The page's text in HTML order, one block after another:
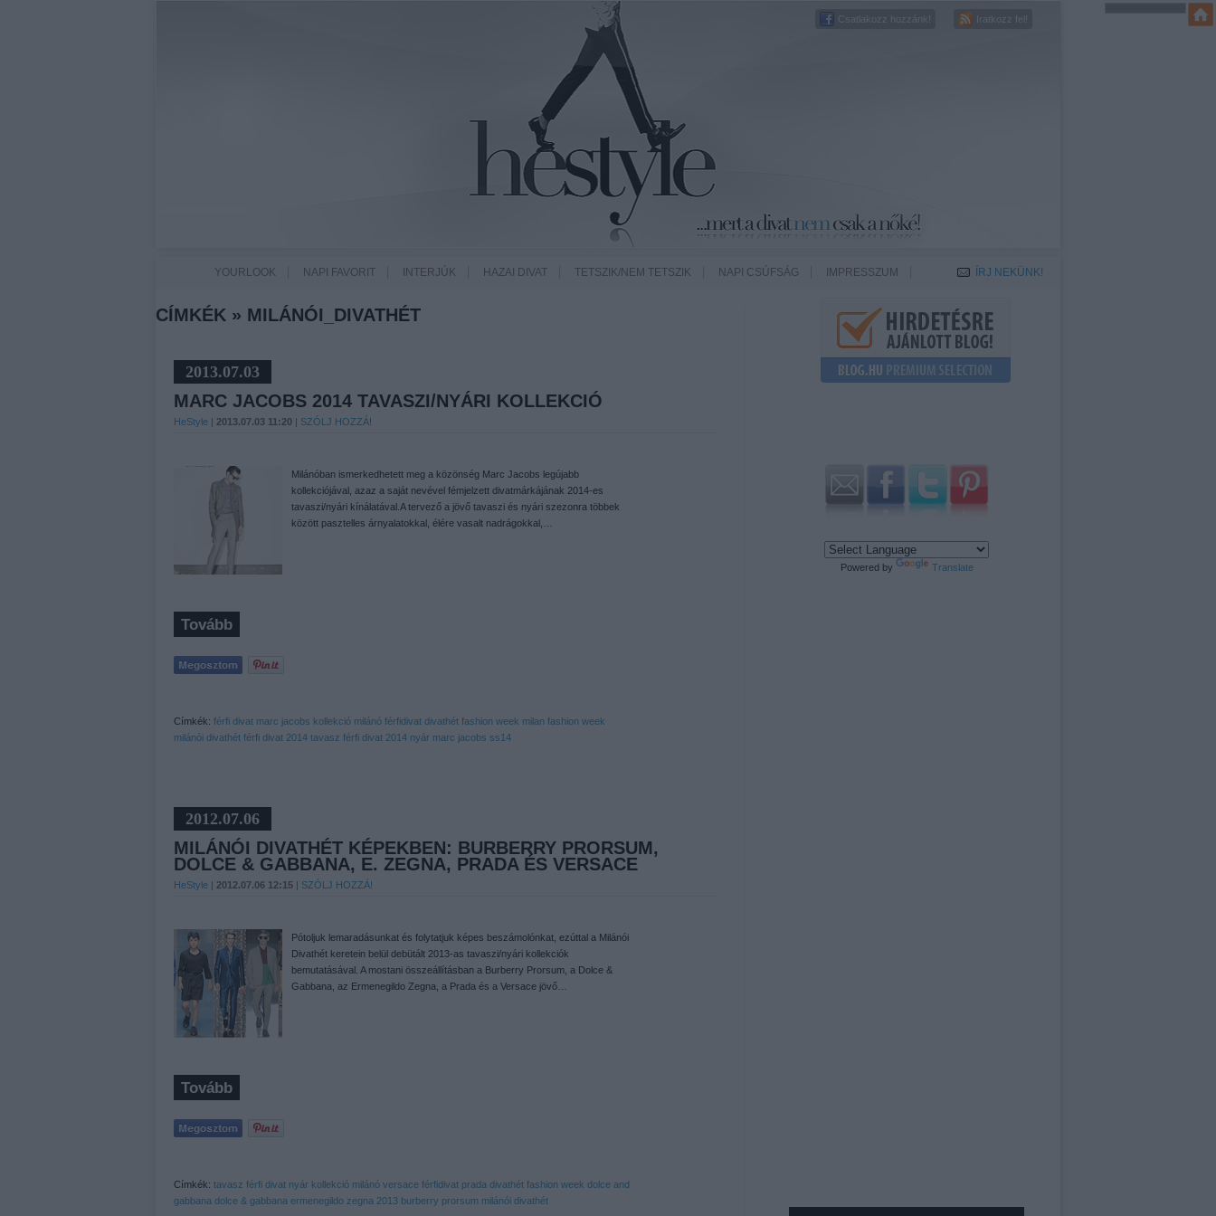
Csatlakozz hozzánk! Iratkozz fel!
YOURLOOK NAPI FAVORIT INTERJÚK HAZAI DIVAT TETSZIK/NEM TETSZIK NAPI CSÚFSÁG IMPRESSZUM ÍRJ NEKÜNK!
CÍMKÉK » MILÁNÓI_DIVATHÉT
2013.07.03
MARC JACOBS 2014 TAVASZI/NYÁRI KOLLEKCIÓ
HeStyle | 2013.07.03 11:20 | SZÓLJ HOZZÁ!
Milánóban ismerkedhetett meg a közönség Marc Jacobs legújabb
kollekciójával, azaz a saját nevével fémjelzett divatmárkájának 2014-es
tavaszi/nyári kínálatával.A tervező a jövő tavaszi és nyári szezonra többek
között pasztelles árnyalatokkal, élére vasalt nadrágokkal,…
Tovább
Címkék: férfi divat marc jacobs kollekció milánó férfidivat divathét fashion week milan fashion week
milánói divathét férfi divat 2014 tavasz férfi divat 2014 nyár marc jacobs ss14
2012.07.06
MILÁNÓI DIVATHÉT KÉPEKBEN: BURBERRY PRORSUM,
DOLCE & GABBANA, E. ZEGNA, PRADA ÉS VERSACE
HeStyle | 2012.07.06 12:15 | SZÓLJ HOZZÁ!
Pótoljuk lemaradásunkat és folytatjuk képes beszámolónkat, ezúttal a Milánói
Divathét keretein belül debütált 2013-as tavaszi/nyári kollekciók
bemutatásával. A mostani összeállításban a Burberry Prorsum, a Dolce &
Gabbana, az Ermenegildo Zegna, a Prada és a Versace jövő…
Tovább
Címkék: tavasz férfi divat nyár kollekció milánó versace férfidivat prada divathét fashion week dolce and
gabbana dolce & gabbana ermenegildo zegna 2013 burberry prorsum milánói divathét
Powered by Translate